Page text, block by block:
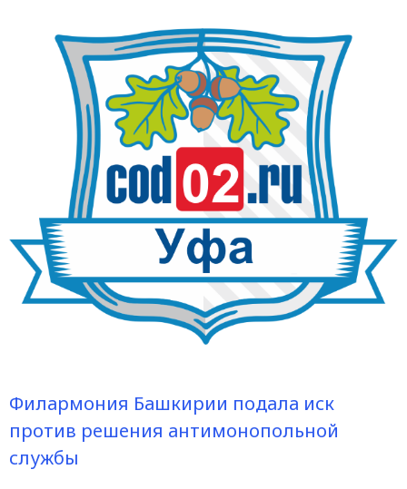
Филармония Башкирии подала иск
против решения антимонопольной
службы